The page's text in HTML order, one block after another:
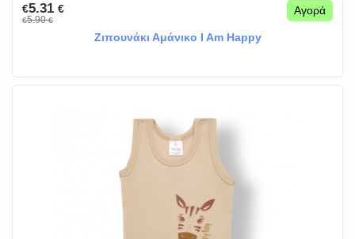
€5.31 €
€5.90€
Αγορά
Ζιπουνάκι Αμάνικο I Am Happy